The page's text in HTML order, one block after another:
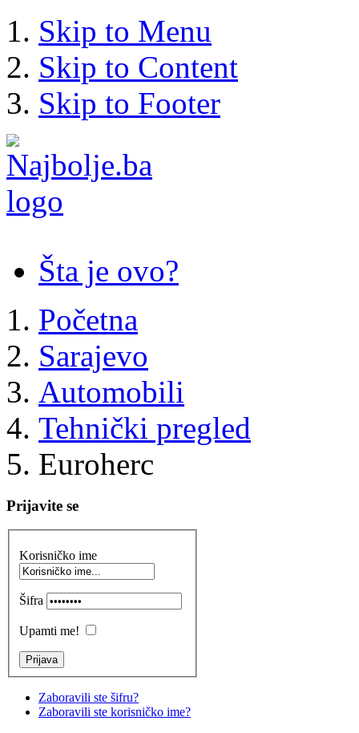
Skip to Menu
Skip to Content
Skip to Footer
Šta je ovo?
Početna
Sarajevo
Automobili
Tehnički pregled
Euroherc
Prijavite se
Korisničko ime
Šifra
Upamti me!
Zaboravili ste šifru?
Zaboravili ste korisničko ime?